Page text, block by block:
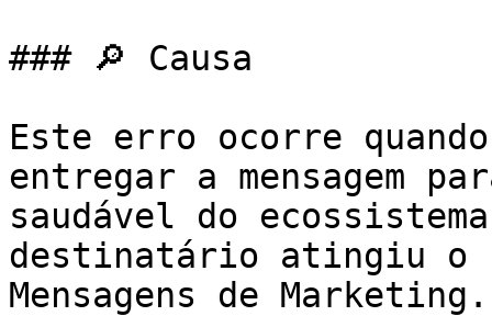
### 🔎 Causa
Este erro ocorre
entregar a mensagem
saudável do
destinatário atingiu o
Mensagens de